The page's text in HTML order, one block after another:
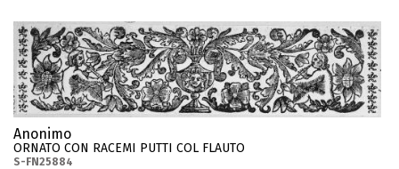
Anonimo
ORNATO CON RACEMI PUTTI COL FLAUTO
S-FN25884